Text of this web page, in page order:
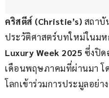
คริสตีส์ (Christie’s) สถาบั
ประวัติศาสตร์บทใหม่ในมห
Luxury Week 2025 ซึ่งปิด
เดือนพฤษภาคมที่ผ่านมา โ
โลกเข้าร่วมการประมูลอย่า